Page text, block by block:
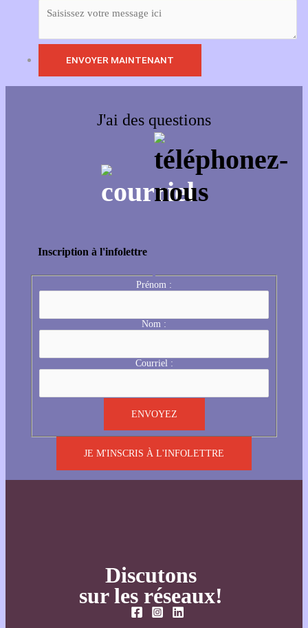
J'ai des questions
Inscription à l'infolettre
Prénom :
Nom :
Courriel :
JE M'INSCRIS À L'INFOLETTRE
Discutons
sur les réseaux!